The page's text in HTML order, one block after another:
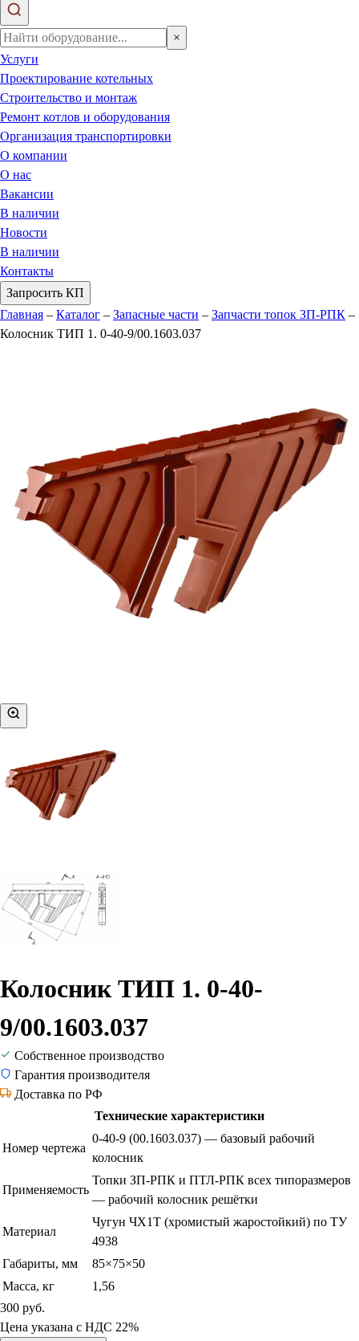
×
Услуги
Проектирование котельных
Строительство и монтаж
Ремонт котлов и оборудования
Организация транспортировки
О компании
О нас
Вакансии
В наличии
Новости
В наличии
Контакты
Запросить КП
Главная – Каталог – Запасные части – Запчасти топок ЗП-РПК –
Колосник ТИП 1. 0-40-9/00.1603.037
Колосник ТИП 1. 0-40-
9/00.1603.037
Собственное производство
Гарантия производителя
Доставка по РФ
Технические характеристики
Номер чертежа
0-40-9 (00.1603.037) — базовый рабочий
колосник
Применяемость
Топки ЗП-РПК и ПТЛ-РПК всех типоразмеров
— рабочий колосник решётки
Материал
Чугун ЧХ1Т (хромистый жаростойкий) по ТУ
4938
Габариты, мм
85×75×50
Масса, кг
1,56
300 руб.
Цена указана с НДС 22%